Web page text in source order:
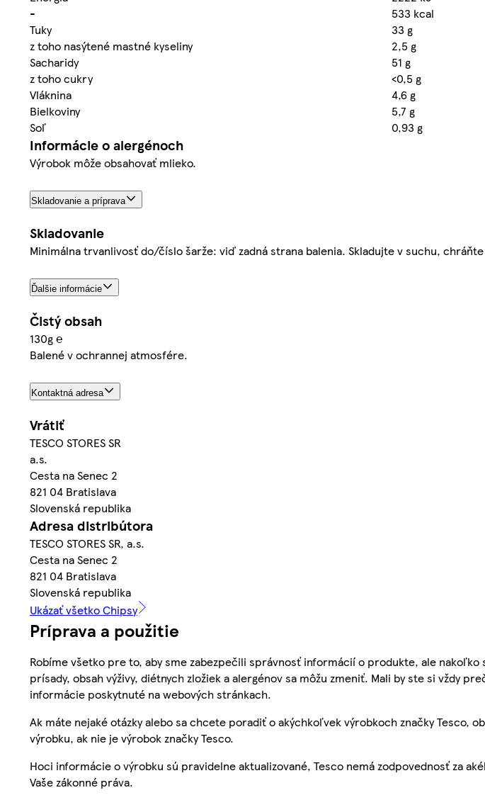
-
533 kcal
Tuky
33 g
z toho nasýtené mastné kyseliny
2,5 g
Sacharidy
51 g
z toho cukry
<0,5 g
Vláknina
4,6 g
Bielkoviny
5,7 g
Soľ
0,93 g
Informácie o alergénoch
Výrobok môže obsahovať mlieko.
Skladovanie a príprava
Skladovanie
Minimálna trvanlivosť do/číslo šarže: viď zadná strana balenia. Skladujte v suchu,
Ďalšie informácie
Čistý obsah
130g ℮
Balené v ochrannej atmosfére.
Kontaktná adresa
Vrátiť
TESCO STORES SR
a.s.
Cesta na Senec 2
821 04 Bratislava
Slovenská republika
Adresa distribútora
TESCO STORES SR, a.s.
Cesta na Senec 2
821 04 Bratislava
Slovenská republika
Ukázať všetko Chipsy
Príprava a použitie
Robíme všetko pre to, aby sme zabezpečili správnosť informácií o produkte, ale
prísady, obsah výživy, diétnych zložiek a alergénov sa môžu zmeniť. Mali by ste si vždy
informácie poskytnuté na webových stránkach.
Ak máte nejaké otázky alebo sa chcete poradiť o akýchkoľvek výrobkoch značky Tesco,
výrobku, ak nie je výrobok značky Tesco.
Hoci informácie o výrobku sú pravidelne aktualizované, Tesco nemá zodpovednosť za
Vaše zákonné práva.